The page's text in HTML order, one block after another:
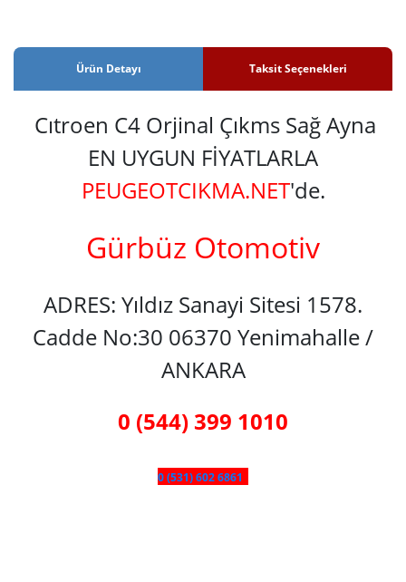
Ürün Detayı Taksit Seçenekleri
Cıtroen C4 Orjinal Çıkms Sağ Ayna
EN UYGUN FİYATLARLA
PEUGEOTCIKMA.NET'de.
Gürbüz Otomotiv
ADRES: Yıldız Sanayi Sitesi 1578.
Cadde No:30 06370 Yenimahalle /
ANKARA
0 (544) 399 1010
0 (531) 602 6861